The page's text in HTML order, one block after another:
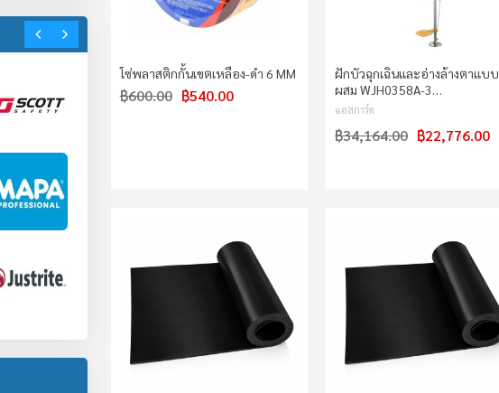
โซ่พลาสติกกั้นเขตเหลือง-ดำ 6 MM
฿540.00
฿600.00
ฝักบัวฉุกเฉินและอ่างล้างตาแบบ
ผสม WJH0358A-3…
แอสการ์ด
฿22,776.00
฿34,164.00